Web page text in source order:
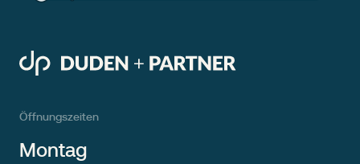
Öffnungszeiten
Montag